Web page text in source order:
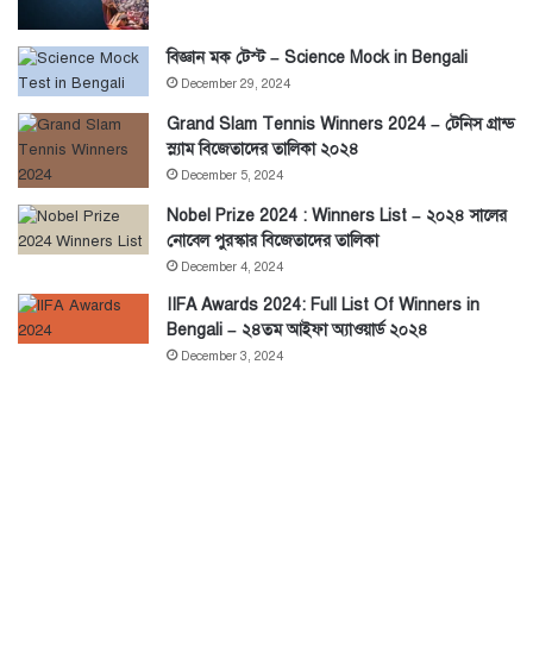
বিজ্ঞান মক টেস্ট – Science Mock in Bengali
December 29, 2024
Grand Slam Tennis Winners 2024 – টেনিস গ্রান্ড
স্ল্যাম বিজেতাদের তালিকা ২০২৪
December 5, 2024
Nobel Prize 2024 : Winners List – ২০২৪ সালের
নোবেল পুরস্কার বিজেতাদের তালিকা
December 4, 2024
IIFA Awards 2024: Full List Of Winners in
Bengali – ২৪তম আইফা অ্যাওয়ার্ড ২০২৪
December 3, 2024